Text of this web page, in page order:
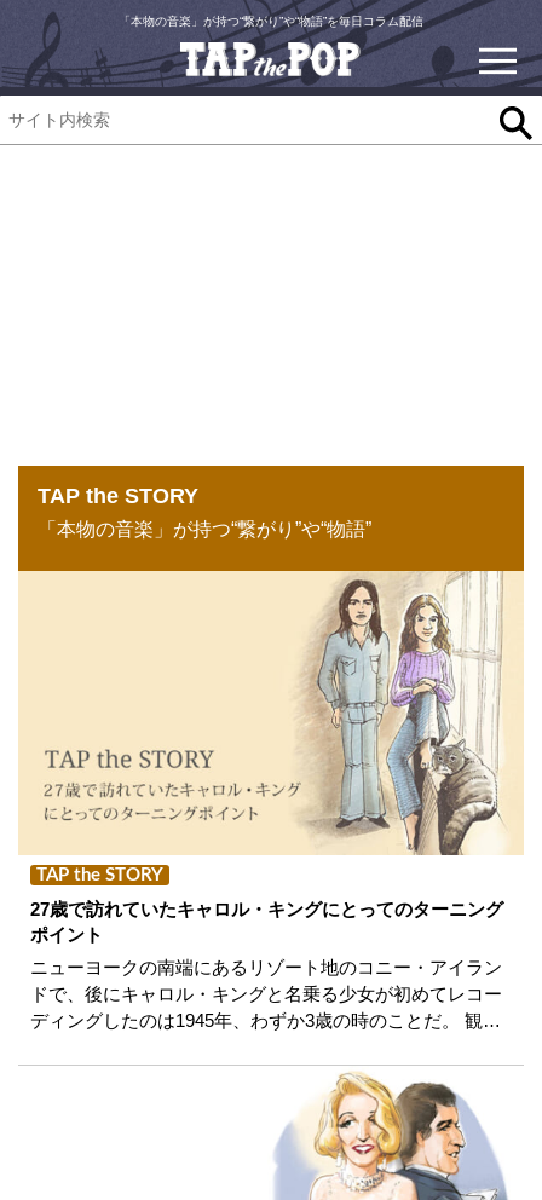
「本物の音楽」が持つ“繋がり”や“物語”を毎日コラム配信
TAP the STORY
「本物の音楽」が持つ“繋がり”や“物語”
TAP the STORY
27歳で訪れていたキャロル・キングにとってのターニング
ポイント
ニューヨークの南端にあるリゾート地のコニー・アイラン
ドで、後にキャロル・キングと名乗る少女が初めてレコー
ディングしたのは1945年、わずか3歳の時のことだ。 観…